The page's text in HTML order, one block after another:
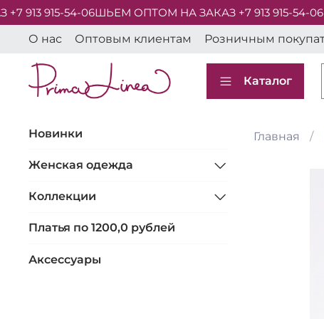
915-54-06ШЬЕМ ОПТОМ НА ЗАКАЗ +7 913 915-54-06
О нас
Оптовым клиентам Розничным
Каталог
Главная
Новинки
Женская одежда
Коллекции
Платья по 1200,0 рублей
Аксессуары